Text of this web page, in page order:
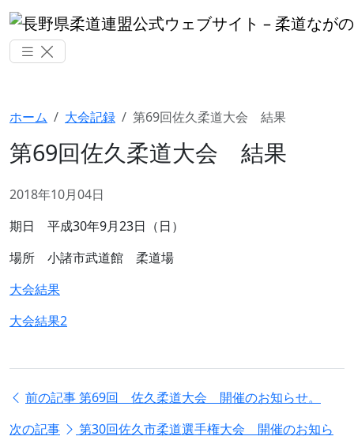
ホーム 大会記録 第69回佐久柔道大会 結果
第69回佐久柔道大会 結果
2018年10月04日
期日 平成30年9月23日（日）
場所 小諸市武道館 柔道場
大会結果
大会結果2
前の記事第69回 佐久柔道大会 開催のお知らせ。
次の記事
第30回佐久市柔道選手権大会 開催のお知ら